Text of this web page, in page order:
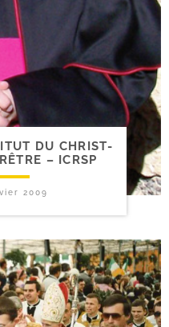
DU CHRIST-​
– ICRSP
2009